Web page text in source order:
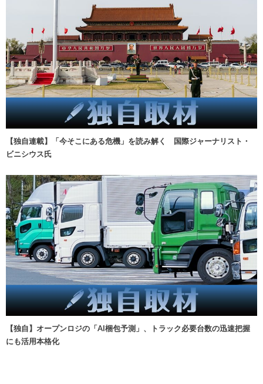
【独自連載】「今そこにある危機」を読み解く 国際ジャーナリスト・
ビニシウス氏
【独自】オープンロジの「AI梱包予測」、トラック必要台数の迅速把握
にも活用本格化